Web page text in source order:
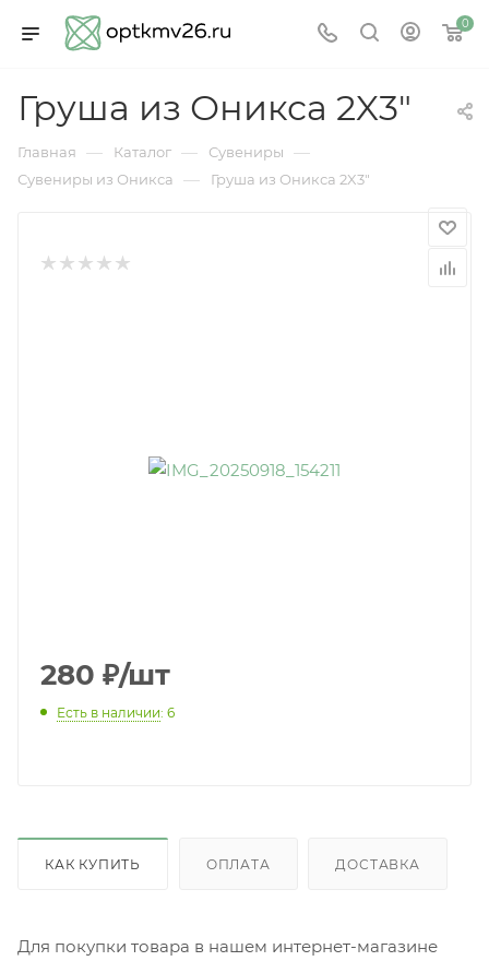
0
Груша из Оникса 2X3"
Главная — Каталог — Сувениры —
Сувениры из Оникса — Груша из Оникса 2X3"
280 ₽/шт
Есть в наличии: 6
КАК КУПИТЬ ОПЛАТА ДОСТАВКА
Для покупки товара в нашем интернет-магазине